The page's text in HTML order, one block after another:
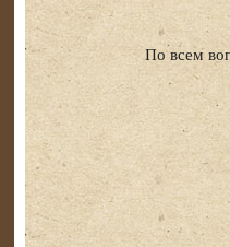
По всем